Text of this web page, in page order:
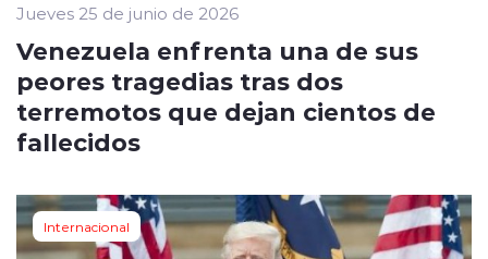
Jueves 25 de junio de 2026
Venezuela enfrenta una de sus
peores tragedias tras dos
terremotos que dejan cientos de
fallecidos
Internacional